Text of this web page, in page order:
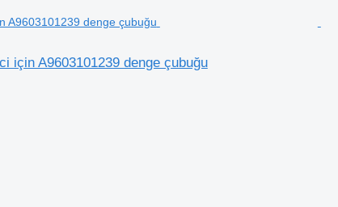
için A9603101239 denge çubuğu